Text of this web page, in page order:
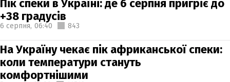
Пік спеки в Україні: де 6 серпня пригріє до
+38 градусів
6 серпня, 06:40 843
На Україну чекає пік африканської спеки:
коли температури стануть
комфортнішими